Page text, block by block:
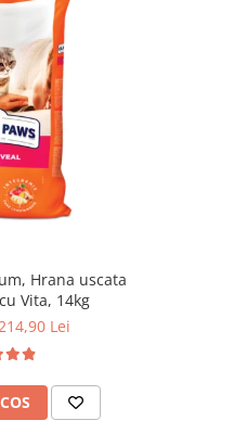
Hrana uscata
Vita, 14kg
Lei